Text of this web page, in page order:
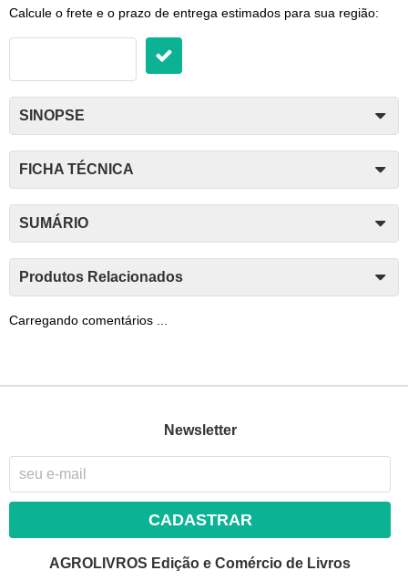
Calcule o frete e o prazo de entrega estimados para sua região:
SINOPSE
FICHA TÉCNICA
SUMÁRIO
Produtos Relacionados
Carregando comentários ...
Newsletter
CADASTRAR
AGROLIVROS Edição e Comércio de Livros